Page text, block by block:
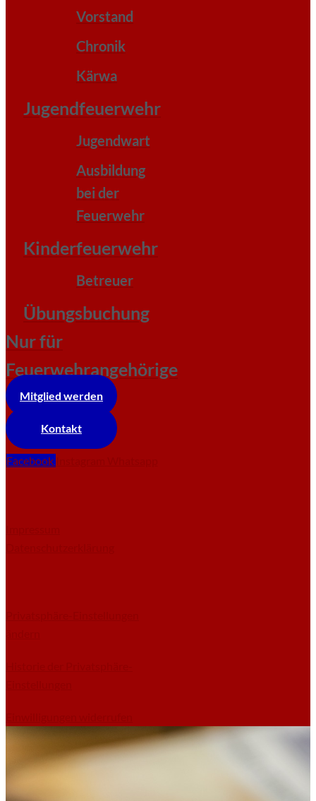
Vorstand
Chronik
Kärwa
Jugendfeuerwehr
Jugendwart
Ausbildung
bei der
Feuerwehr
Kinderfeuerwehr
Betreuer
Übungsbuchung
Nur für
Feuerwehrangehörige
Mitglied werden
Kontakt
Facebook